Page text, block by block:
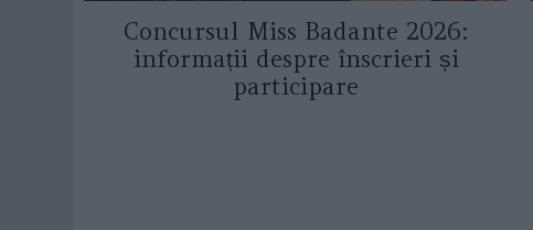
Concursul Miss Badante 2026:
informații despre înscrieri și
participare